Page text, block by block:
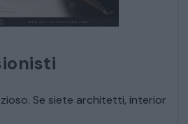
ARMADI
LETTI
COMÒ E COMODINI
Se siete architetti, interior